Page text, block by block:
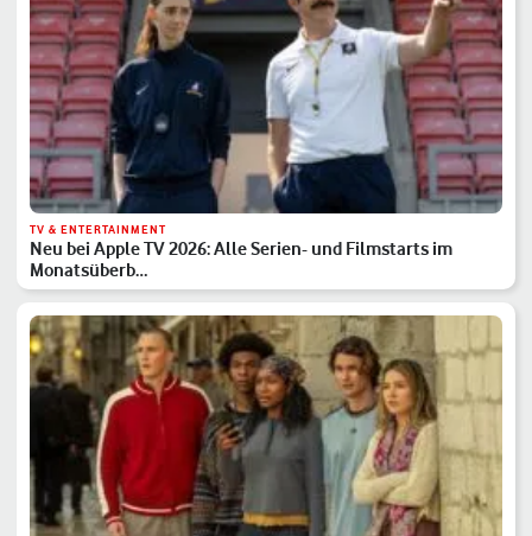
TV & ENTERTAINMENT
Neu bei Apple TV 2026: Alle Serien- und Filmstarts im
Monatsüberb…